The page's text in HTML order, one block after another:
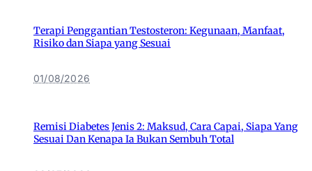
Terapi Penggantian Testosteron: Kegunaan, Manfaat,
Risiko dan Siapa yang Sesuai
01/08/2026
Remisi Diabetes Jenis 2: Maksud, Cara Capai, Siapa Yang
Sesuai Dan Kenapa Ia Bukan Sembuh Total